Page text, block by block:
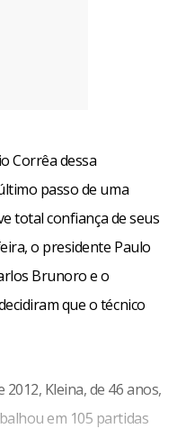
Corrêa dessa
passo de uma
total confiança de seus
o presidente Paulo
Brunoro e o
que o técnico
Kleina, de 46 anos,
em 105 partidas